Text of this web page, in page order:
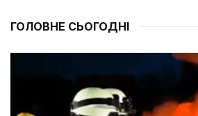
ГОЛОВНЕ СЬОГОДНІ